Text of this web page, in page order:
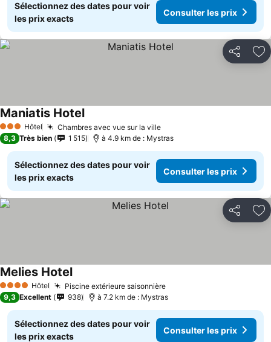
Sélectionnez des dates pour voir
les prix exacts
Consulter les prix
Partager
3 ÉtoilesHôtel Chambres avec vue sur la villeConsulter les prix
Maniatis HotelConsulter les prix
8,3 Très bien 1 515 à 4.9 km de : Mystras
Sélectionnez des dates pour voir
les prix exacts
Consulter les prix
Partager
4 Étoiles Hôtel Piscine extérieure saisonnièreConsulter les prix
Melies HotelConsulter les prix
9,3 Excellent 938 à 7.2 km de : Mystras
Sélectionnez des dates pour voir
les prix exacts
Consulter les prix